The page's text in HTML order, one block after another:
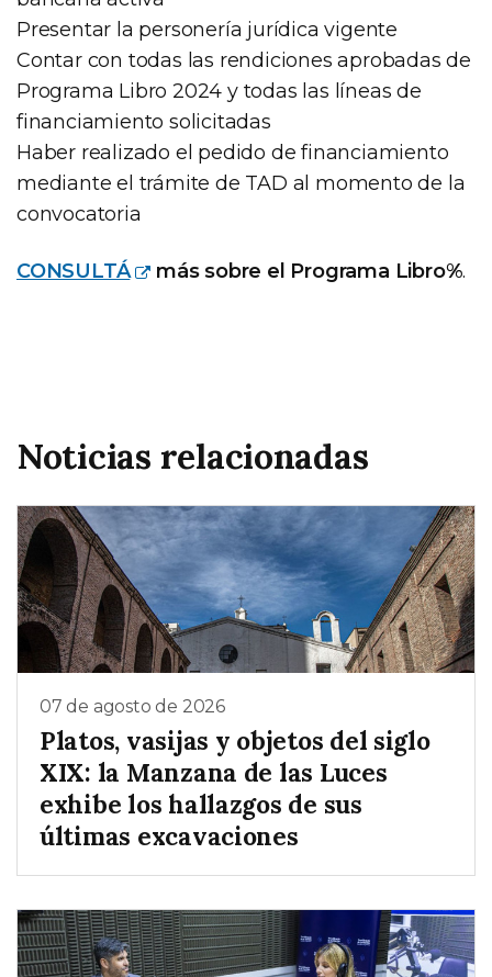
Presentar la personería jurídica vigente
Contar con todas las rendiciones aprobadas de
Programa Libro 2024 y todas las líneas de
financiamiento solicitadas
Haber realizado el pedido de financiamiento
mediante el trámite de TAD al momento de la
convocatoria
CONSULTÁ más sobre el Programa Libro%.
Noticias relacionadas
07 de agosto de 2026
Platos, vasijas y objetos del siglo
XIX: la Manzana de las Luces
exhibe los hallazgos de sus
últimas excavaciones